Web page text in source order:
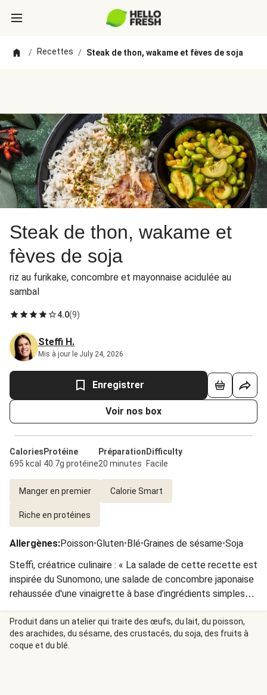
/ Recettes / Steak de thon, wakame et fèves de soja
Steak de thon, wakame et
fèves de soja
riz au furikake, concombre et mayonnaise acidulée au
sambal
4.0(9)
Steffi H.
Mis à jour le July 24, 2026
Enregistrer
Voir nos box
Calories
695 kcal
Protéine
40.7g protéine
Préparation
20 minutes
Difficulty
Facile
Manger en premier Calorie Smart
Riche en protéines
Allergènes:Poisson•Gluten•Blé•Graines de sésame•Soja
Steffi, créatrice culinaire : « La salade de cette recette est
inspirée du Sunomono, une salade de concombre japonaise
rehaussée d'une vinaigrette à base d’ingrédients simples
mais savoureux : sauce soja, vinaigre, huile de sésame et
une pincée de sucre. J’ai ajouté des fèves de soja à cet
accompagnement traditionnel pour un côté haut de
gamme très plaisant. »
Produit dans un atelier qui traite des œufs, du lait, du poisson,
des arachides, du sésame, des crustacés, du soja, des fruits à
coque et du blé.